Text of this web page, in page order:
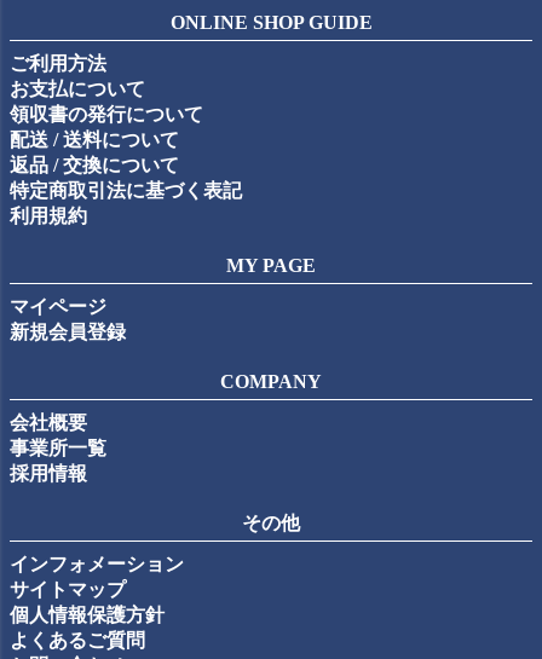
ップ
ONLINE SHOP GUIDE
ご利用方法
お支払について
領収書の発行について
配送 / 送料について
返品 / 交換について
特定商取引法に基づく表記
利用規約
MY PAGE
マイページ
新規会員登録
COMPANY
会社概要
事業所一覧
採用情報
その他
インフォメーション
サイトマップ
個人情報保護方針
よくあるご質問